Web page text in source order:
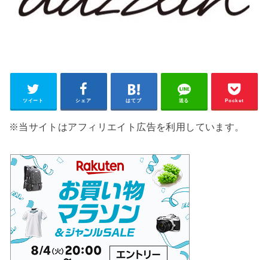
ツイート シェア はてブ 送る Pocket
※当サイトはアフィリエイト広告を利用しています。